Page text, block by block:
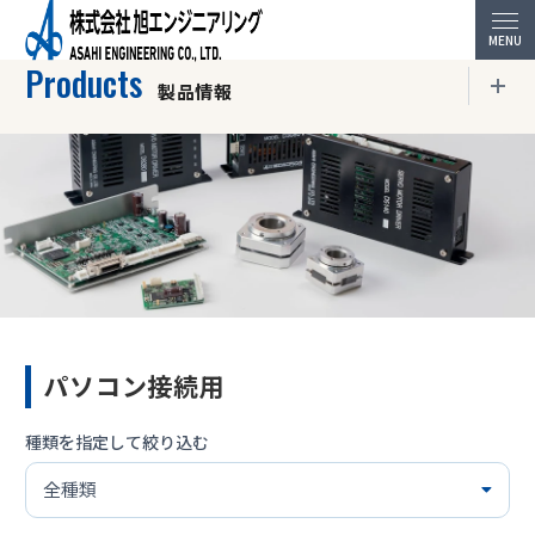
HOME 製品情報 AE-LINKホスト
Products 製品情報
パソコン接続用
種類を指定して絞り込む
製品情報トップページ
DC パルス指令ドライバ
特殊・特化ドライバ